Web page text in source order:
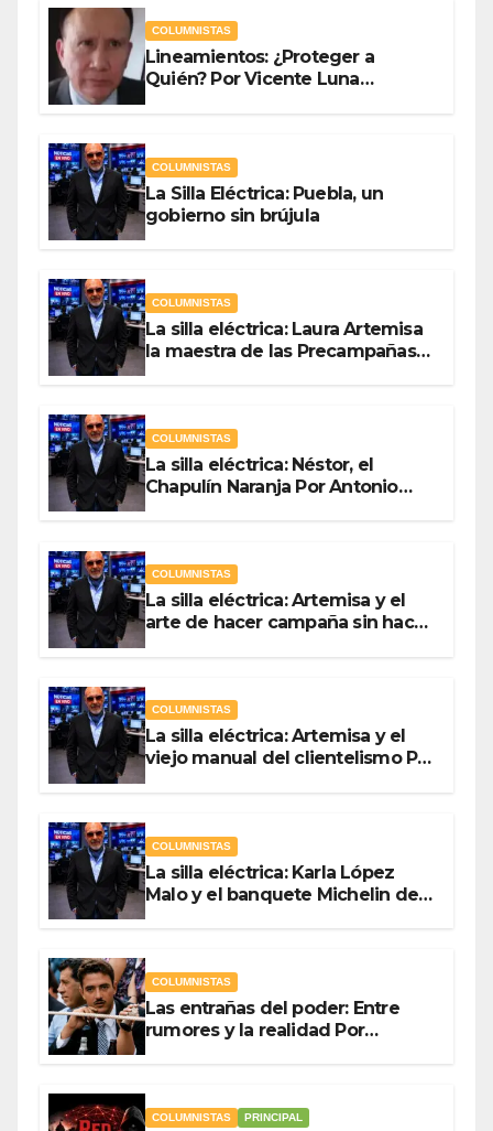
COLUMNISTAS
Lineamientos: ¿Proteger a
Quién? Por Vicente Luna
COLUMNISTAS
La Silla Eléctrica: Puebla, un
gobierno sin brújula
COLUMNISTAS
La silla eléctrica: Laura Artemisa
la maestra de las Precampañas
COLUMNISTAS
La silla eléctrica: Néstor, el
Chapulín Naranja Por Antonio
COLUMNISTAS
La silla eléctrica: Artemisa y el
arte de hacer campaña sin hacer
COLUMNISTAS
La silla eléctrica: Artemisa y el
viejo manual del clientelismo Por
COLUMNISTAS
La silla eléctrica: Karla López
Malo y el banquete Michelin del
COLUMNISTAS
Las entrañas del poder: Entre
rumores y la realidad Por
COLUMNISTAS PRINCIPAL